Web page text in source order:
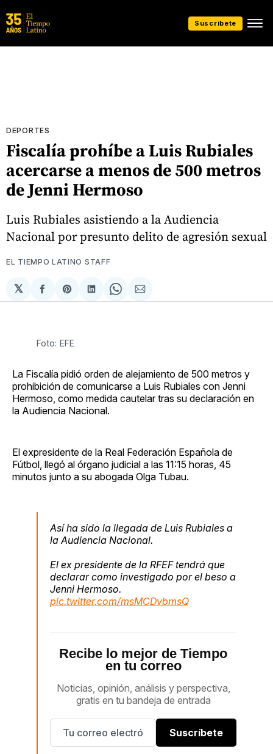
Suscríbete
DEPORTES
Fiscalía prohíbe a Luis Rubiales
acercarse a menos de 500 metros
de Jenni Hermoso
Luis Rubiales asistiendo a la Audiencia
Nacional por presunto delito de agresión sexual
EL TIEMPO LATINO STAFF
𝕏
Compartir
en
Share
on
Compartir
en
Share
on
Compartir
via
Foto: EFE
La Fiscalía pidió orden de alejamiento de 500 metros y
prohibición de comunicarse a Luis Rubiales con Jenni
Hermoso, como medida cautelar tras su declaración en
la Audiencia Nacional.
El expresidente de la Real Federación Española de
Fútbol, llegó al órgano judicial a las 11:15 horas, 45
minutos junto a su abogada Olga Tubau.
Así ha sido la llegada de Luis Rubiales a
la Audiencia Nacional.
El ex presidente de la RFEF tendrá que
declarar como investigado por el beso a
Jenni Hermoso.
pic.twitter.com/msMCDvbmsQ
Recibe lo mejor de Tiempo
en tu correo
Noticias, opinión, análisis y perspectiva,
gratis en tu bandeja de entrada
Suscríbete